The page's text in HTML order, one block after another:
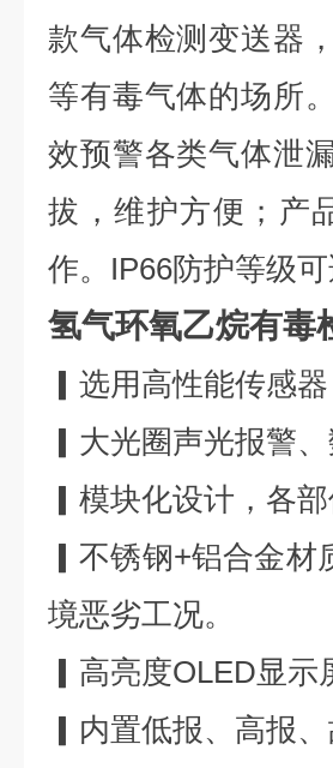
款气体检测变送器
等有毒气体的场所
效预警各类气体泄
拔，维护方便；产
作。IP66防护等级
氢气环氧乙烷有毒
▎选用高性能传感
▎大光圈声光报警
▎模块化设计，各
▎不锈钢+铝合金材
境恶劣工况。
▎高亮度OLED显
▎内置低报、高报